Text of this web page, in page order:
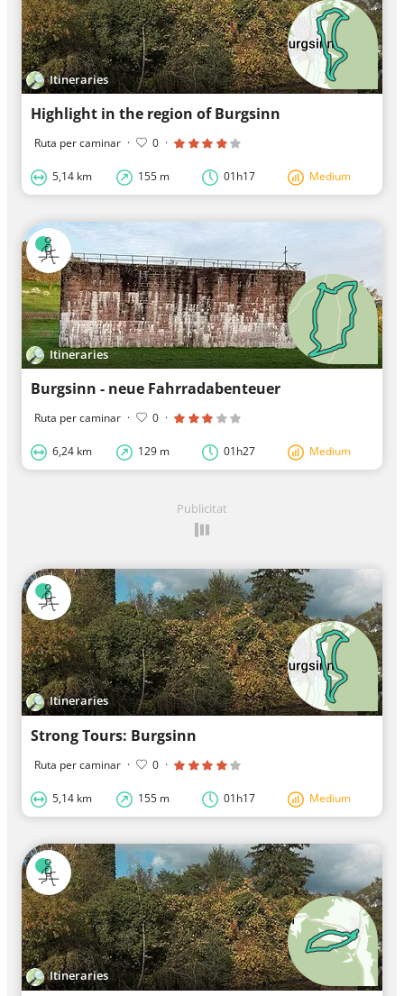
Itineraries
Highlight in the region of Burgsinn
Ruta per caminar · 0 ·
5,14 km 155 m 01h17 Medium
Itineraries
Burgsinn - neue Fahrradabenteuer
Ruta per caminar · 0 ·
6,24 km 129 m 01h27 Medium
Publicitat
Itineraries
Strong Tours: Burgsinn
Ruta per caminar · 0 ·
5,14 km 155 m 01h17 Medium
Itineraries